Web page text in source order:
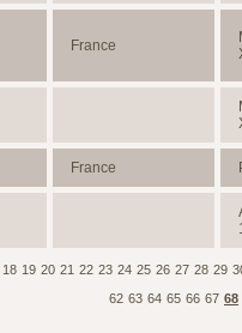
France
France
18 19 20 21 22 23 24 25 26 27 28 29
62 63 64 65 66 67 68